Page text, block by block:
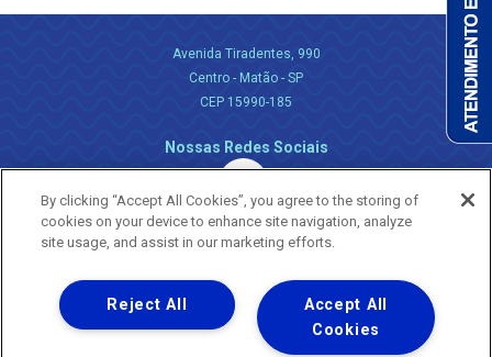
Avenida Tiradentes, 990
Centro - Matão - SP
CEP 15990-185
Nossas Redes Sociais
Uma empresa
Copyright ® 2026 - Todos os Direitos Reservados.
By clicking “Accept All Cookies”, you agree to the storing of
cookies on your device to enhance site navigation, analyze
site usage, and assist in our marketing efforts.
Accept All
Cookies
Reject All